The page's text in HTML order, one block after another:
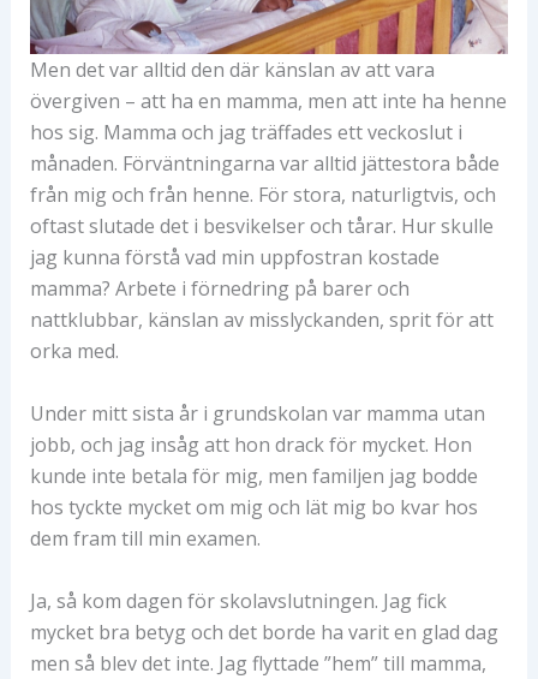
Men det var alltid den där känslan av att vara
övergiven – att ha en mamma, men att inte ha henne
hos sig. Mamma och jag träffades ett veckoslut i
månaden. Förväntningarna var alltid jättestora både
från mig och från henne. För stora, naturligtvis, och
oftast slutade det i besvikelser och tårar. Hur skulle
jag kunna förstå vad min uppfostran kostade
mamma? Arbete i förnedring på barer och
nattklubbar, känslan av misslyckanden, sprit för att
orka med.
Under mitt sista år i grundskolan var mamma utan
jobb, och jag insåg att hon drack för mycket. Hon
kunde inte betala för mig, men familjen jag bodde
hos tyckte mycket om mig och lät mig bo kvar hos
dem fram till min examen.
Ja, så kom dagen för skolavslutningen. Jag fick
mycket bra betyg och det borde ha varit en glad dag
men så blev det inte. Jag flyttade ”hem” till mamma,